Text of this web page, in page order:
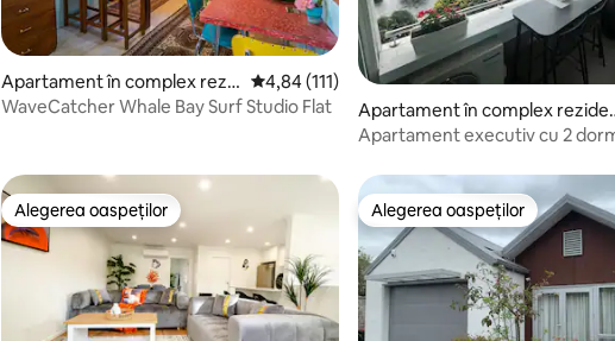
Apartament în complex rezid
ențial în Raglan
Scor mediu de 4,84 din 5, 111 recenzii
4,84 (111)
WaveCatcher Whale Bay Surf Studio Flat
Apartament în complex
ial în Hamilton
Apartament executiv cu 2
oraș, cu parcare
Alegerea oaspeților
Alegerea oaspeților Alegerea oaspeților
Alegerea oaspeților